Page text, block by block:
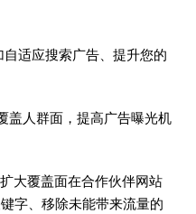
适应搜索广告、提升您的
盖人群面，提高广告曝光机
大覆盖面在合作伙伴网站
字、移除未能带来流量的